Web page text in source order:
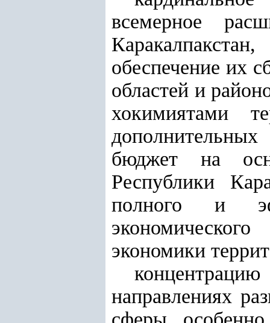
всемерное
обеспечение их
областей и
хокимиятами
бюджет на
Республики
полного и
экономики
направлениях